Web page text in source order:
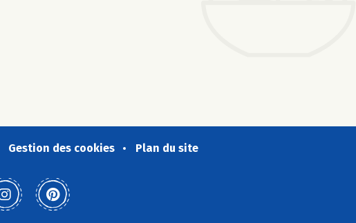
Gestion des cookies Plan du site